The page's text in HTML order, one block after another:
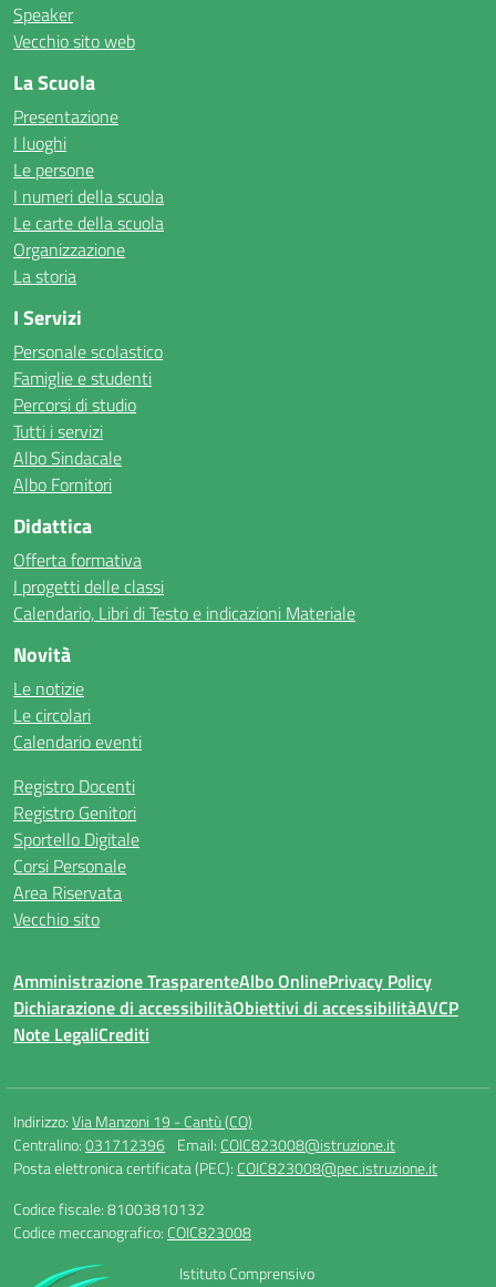
Speaker
Vecchio sito web
La Scuola
Presentazione
I luoghi
Le persone
I numeri della scuola
Le carte della scuola
Organizzazione
La storia
I Servizi
Personale scolastico
Famiglie e studenti
Percorsi di studio
Tutti i servizi
Albo Sindacale
Albo Fornitori
Didattica
Offerta formativa
I progetti delle classi
Calendario, Libri di Testo e indicazioni Materiale
Novità
Le notizie
Le circolari
Calendario eventi
Registro Docenti
Registro Genitori
Sportello Digitale
Corsi Personale
Area Riservata
Vecchio sito
Amministrazione TrasparenteAlbo OnlinePrivacy Policy
Dichiarazione di accessibilitàObiettivi di accessibilitàAVCP
Note LegaliCrediti
Indirizzo:Via Manzoni 19 - Cantù (CO)
Centralino:031712396 Email: COIC823008@istruzione.it
Posta elettronica certificata (PEC): COIC823008@pec.istruzione.it
Codice fiscale: 81003810132
Codice meccanografico: COIC823008
Istituto Comprensivo